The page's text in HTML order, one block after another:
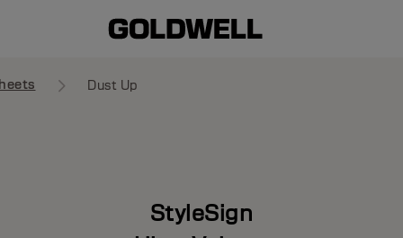
Dust Up
StyleSign